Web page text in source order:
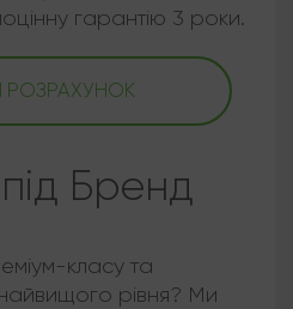
гарантію 3 роки.
РОЗРАХУНОК
Бренд
класу та
найвищого рівня? Ми